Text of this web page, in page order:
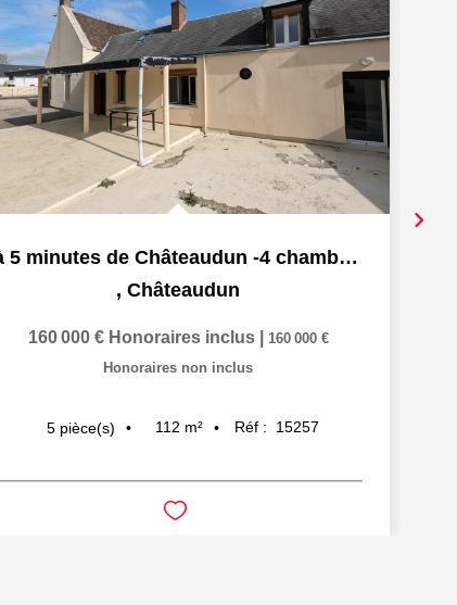
à 5 minutes de Châteaudun -4 chambres
, Châteaudun
160 000 € Honoraires inclus
160 000 €
Honoraires non inclus
5 pièce(s) 112 m² Réf : 15257